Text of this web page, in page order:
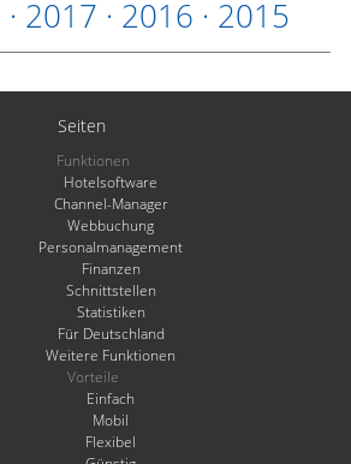
· 2017 · 2016 · 2015
Seiten
Funktionen
Hotelsoftware
Channel-Manager
Webbuchung
Personalmanagement
Finanzen
Schnittstellen
Statistiken
Für Deutschland
Weitere Funktionen
Vorteile
Einfach
Mobil
Flexibel